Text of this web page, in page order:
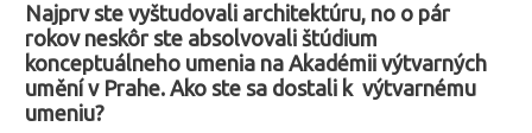
Najprv ste vyštudovali architektúru, no o pár
rokov neskôr ste absolvovali štúdium
konceptuálneho umenia na Akadémii výtvarných
umění v Prahe. Ako ste sa dostali k výtvarnému
umeniu?